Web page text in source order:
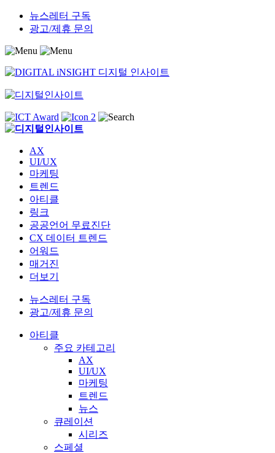
Skip
content
뉴스레터 구독
광고/제휴 문의
AX
UI/UX
마케팅
트렌드
아티클
링크
공공언어 무료진단
CX 데이터 트렌드
어워드
매거진
더보기
뉴스레터 구독
광고/제휴 문의
아티클
주요 카테고리
AX
UI/UX
마케팅
트렌드
뉴스
큐레이션
시리즈
스페셜